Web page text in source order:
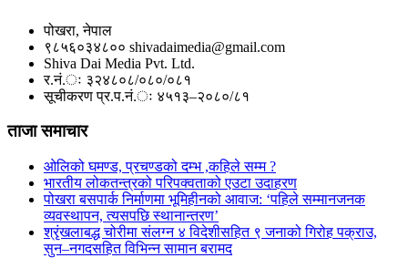
पोखरा, नेपाल
९८५६०३४८०० shivadaimedia@gmail.com
Shiva Dai Media Pvt. Ltd.
र.नं.ः ३२४८०८/०८०/०८१
सूचीकरण प्र.प.नं.ः ४५१३–२०८०/८१
ताजा समाचार
ओलिको घमण्ड, प्रचण्डको दम्भ ,कहिले सम्म ?
भारतीय लोकतन्त्रको परिपक्वताको एउटा उदाहरण
पोखरा बसपार्क निर्माणमा भूमिहीनको आवाज: ‘पहिले सम्मानजनक
व्यवस्थापन, त्यसपछि स्थानान्तरण’
श्रृंखलाबद्ध चोरीमा संलग्न ४ विदेशीसहित ९ जनाको गिरोह पक्राउ,
सुन–नगदसहित विभिन्न सामान बरामद